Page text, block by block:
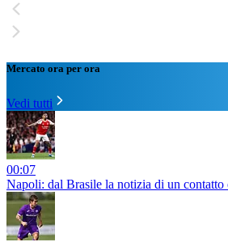
Mercato ora per ora
Vedi tutti
00:07
Napoli: dal Brasile la notizia di un contatto